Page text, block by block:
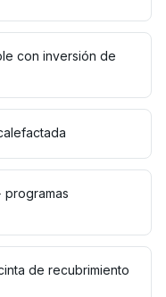
con inversión de
programas
de recubrimiento